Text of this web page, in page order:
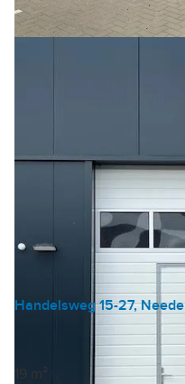
Handelsweg 15-27, Neede
Garagebox
€ 198 /m²/jaar
19 m²